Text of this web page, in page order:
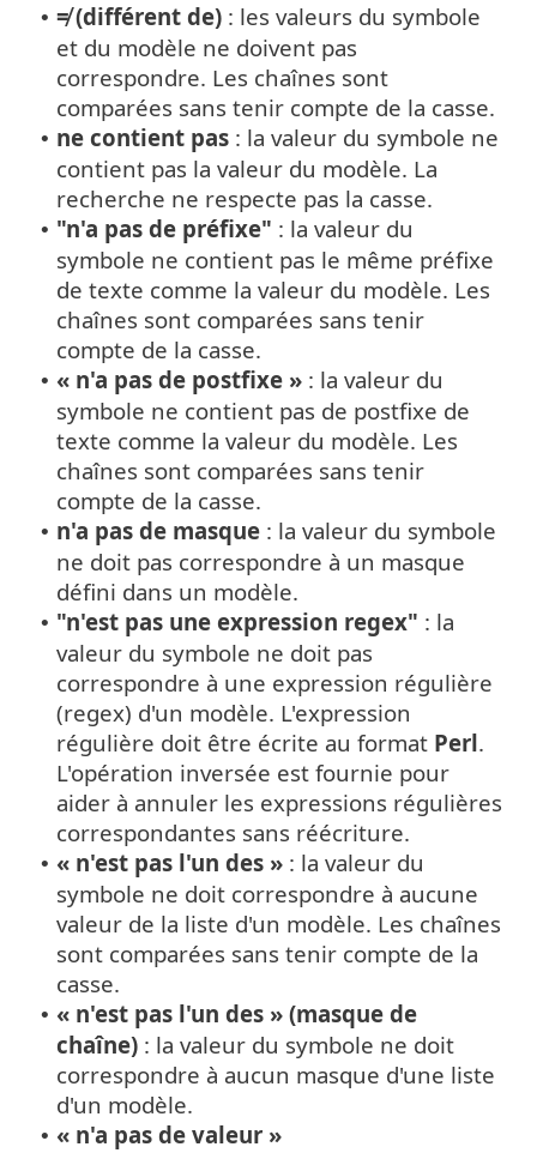
• ≠ (différent de) : les valeurs du symbole
et du modèle ne doivent pas
correspondre. Les chaînes sont
comparées sans tenir compte de la casse.
• ne contient pas : la valeur du symbole ne
contient pas la valeur du modèle. La
recherche ne respecte pas la casse.
• "n'a pas de préfixe" : la valeur du
symbole ne contient pas le même préfixe
de texte comme la valeur du modèle. Les
chaînes sont comparées sans tenir
compte de la casse.
• « n'a pas de postfixe » : la valeur du
symbole ne contient pas de postfixe de
texte comme la valeur du modèle. Les
chaînes sont comparées sans tenir
compte de la casse.
• n'a pas de masque : la valeur du symbole
ne doit pas correspondre à un masque
défini dans un modèle.
• "n'est pas une expression regex" : la
valeur du symbole ne doit pas
correspondre à une expression régulière
(regex) d'un modèle. L'expression
régulière doit être écrite au format Perl.
L'opération inversée est fournie pour
aider à annuler les expressions régulières
correspondantes sans réécriture.
• « n'est pas l'un des » : la valeur du
symbole ne doit correspondre à aucune
valeur de la liste d'un modèle. Les chaînes
sont comparées sans tenir compte de la
casse.
• « n'est pas l'un des » (masque de
chaîne) : la valeur du symbole ne doit
correspondre à aucun masque d'une liste
d'un modèle.
• « n'a pas de valeur »